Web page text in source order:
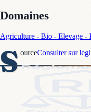
Domaines
Agriculture - Bio - Elevage -
S ourceConsulter sur